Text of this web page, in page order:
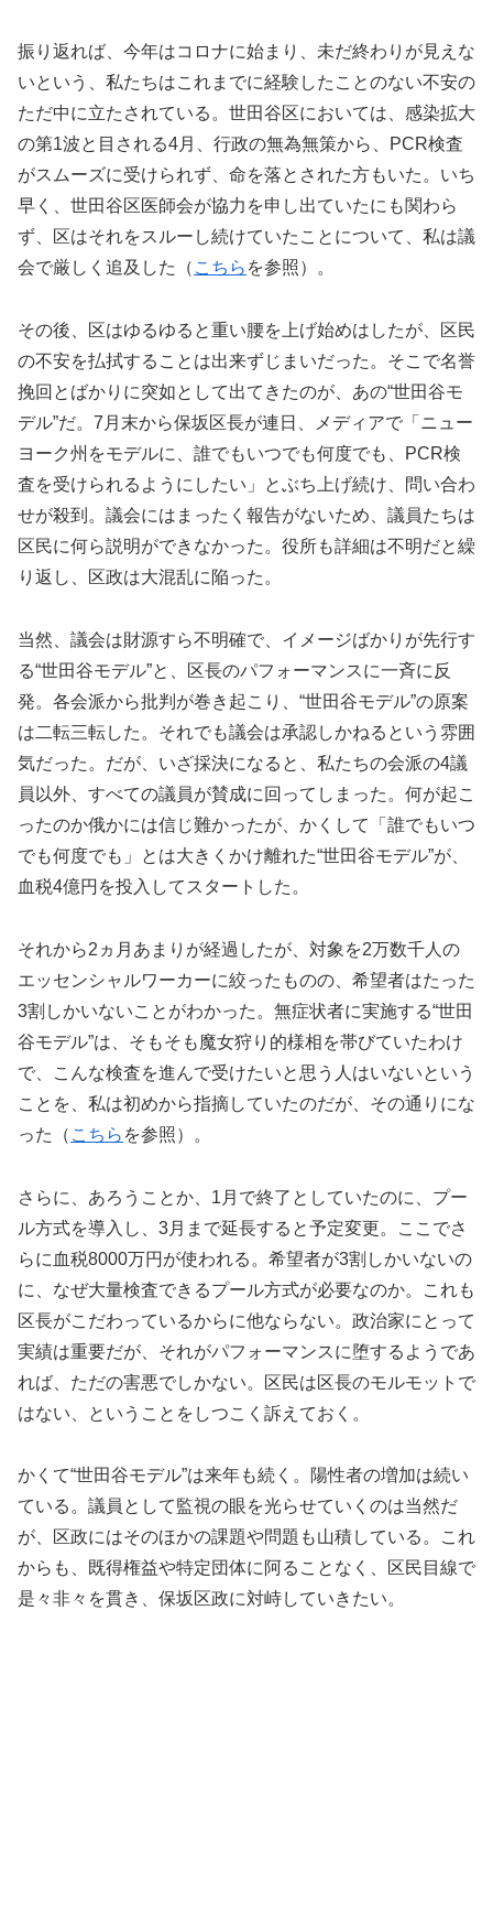
振り返れば、今年はコロナに始まり、未だ終わりが見えな
いという、私たちはこれまでに経験したことのない不安の
ただ中に立たされている。世田谷区においては、感染拡大
の第1波と目される4月、行政の無為無策から、PCR検査
がスムーズに受けられず、命を落とされた方もいた。いち
早く、世田谷区医師会が協力を申し出ていたにも関わら
ず、区はそれをスルーし続けていたことについて、私は議
会で厳しく追及した（ こちら を参照）。
その後、区はゆるゆると重い腰を上げ始めはしたが、区民
の不安を払拭することは出来ずじまいだった。そこで名誉
挽回とばかりに突如として出てきたのが、あの“世田谷モ
デル”だ。7月末から保坂区長が連日、メディアで「ニュー
ヨーク州をモデルに、誰でもいつでも何度でも、PCR検
査を受けられるようにしたい」とぶち上げ続け、問い合わ
せが殺到。議会にはまったく報告がないため、議員たちは
区民に何ら説明ができなかった。役所も詳細は不明だと繰
り返し、区政は大混乱に陥った。
当然、議会は財源すら不明確で、イメージばかりが先行す
る“世田谷モデル”と、区長のパフォーマンスに一斉に反
発。各会派から批判が巻き起こり、“世田谷モデル”の原案
は二転三転した。それでも議会は承認しかねるという雰囲
気だった。だが、いざ採決になると、私たちの会派の4議
員以外、すべての議員が賛成に回ってしまった。何が起こ
ったのか俄かには信じ難かったが、かくして「誰でもいつ
でも何度でも」とは大きくかけ離れた“世田谷モデル”が、
血税4億円を投入してスタートした。
それから2ヵ月あまりが経過したが、対象を2万数千人の
エッセンシャルワーカーに絞ったものの、希望者はたった
3割しかいないことがわかった。無症状者に実施する“世田
谷モデル”は、そもそも魔女狩り的様相を帯びていたわけ
で、こんな検査を進んで受けたいと思う人はいないという
ことを、私は初めから指摘していたのだが、その通りにな
った（ こちら を参照）。
さらに、あろうことか、1月で終了としていたのに、プー
ル方式を導入し、3月まで延長すると予定変更。ここでさ
らに血税8000万円が使われる。希望者が3割しかいないの
に、なぜ大量検査できるプール方式が必要なのか。これも
区長がこだわっているからに他ならない。政治家にとって
実績は重要だが、それがパフォーマンスに堕するようであ
れば、ただの害悪でしかない。区民は区長のモルモットで
はない、ということをしつこく訴えておく。
かくて“世田谷モデル”は来年も続く。陽性者の増加は続い
ている。議員として監視の眼を光らせていくのは当然だ
が、区政にはそのほかの課題や問題も山積している。これ
からも、既得権益や特定団体に阿ることなく、区民目線で
是々非々を貫き、保坂区政に対峙していきたい。